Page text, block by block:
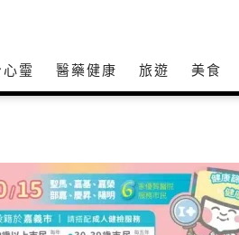
心𩆜 醫藥健康 旅遊 美食